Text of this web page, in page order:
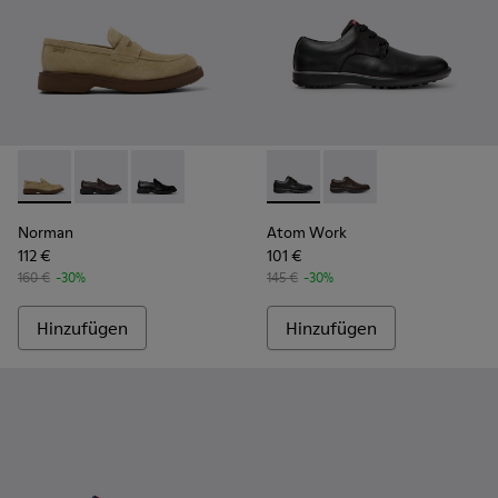
Norman - K101001-008 - Braune Velourslederschuhe für
Norman - K101001-005
Norman - K101001-001
Norman
112 €
160 € -30%
Hinzufügen
Atom Work - 18637-035 -
Atom Work - 18637-
Atom Work
101 €
145 € -30%
Hinzufügen